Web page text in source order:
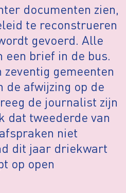
documenten zien,
te reconstrueren
gevoerd. Alle
een brief in de bus.
gemeenten
de afwijzing op de
de journalist zijn
dat tweederde van
niet
dit jaar driekwart
op open